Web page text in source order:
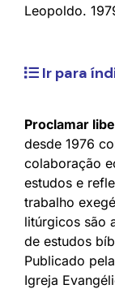
Leopoldo.
Ir para
Proclamar
desde 1976
colaboração
estudos e
trabalho
litúrgicos são
de estudos
Publicado pela
Igreja